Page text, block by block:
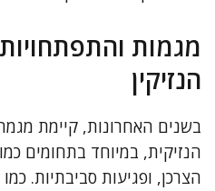
מגמות
הנזיקין
בשנים האחרונות, קיימת
הנזיקית, במיוחד בתחומים
הצרכן, ופגיעות סביבתיות.